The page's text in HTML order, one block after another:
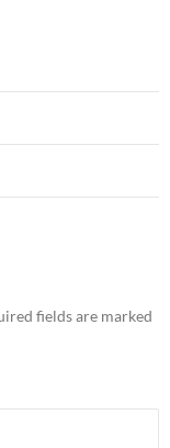
fields are marked